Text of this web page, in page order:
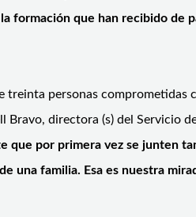
formación que han recibido de
treinta personas
Bravo, directora (s) del Servicio
que por primera vez se junten
una familia. Esa es nuestra